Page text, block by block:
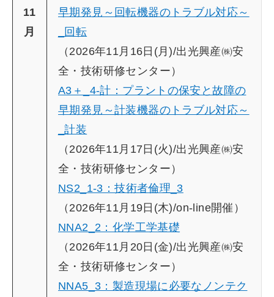
11
月
早期発見～回転機器のトラブル対応～
_回転
（2026年11月16日(月)/出光興産㈱安
全・技術研修センター）
A3＋_4-計：プラントの保安と故障の
早期発見～計装機器のトラブル対応～
_計装
（2026年11月17日(火)/出光興産㈱安
全・技術研修センター）
NS2_1-3：技術者倫理_3
（2026年11月19日(木)/on-line開催）
NNA2_2：化学工学基礎
（2026年11月20日(金)/出光興産㈱安
全・技術研修センター）
NNA5_3：製造現場に必要なノンテク